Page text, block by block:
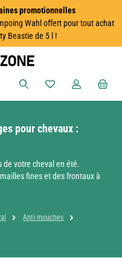
promotionnelles
Wahl offert pour tout achat
Beastie de 5 l !
Vous avez 0
pour chevaux :
de votre cheval en été.
fines et des frontaux à
Anti-mouches